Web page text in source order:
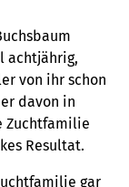
achtjährig,
von ihr schon
davon in
Zuchtfamilie
Resultat.
gar